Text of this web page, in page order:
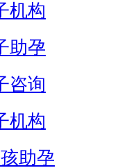
机构
助孕
咨询
机构
助孕